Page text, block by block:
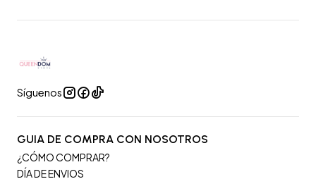
Síguenos
GUIA DE COMPRA CON NOSOTROS
¿CÓMO COMPRAR?
DÍA DE ENVIOS